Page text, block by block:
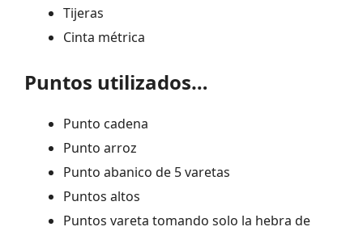
Tijeras
Cinta métrica
Puntos utilizados…
Punto cadena
Punto arroz
Punto abanico de 5 varetas
Puntos altos
Puntos vareta tomando solo la hebra de